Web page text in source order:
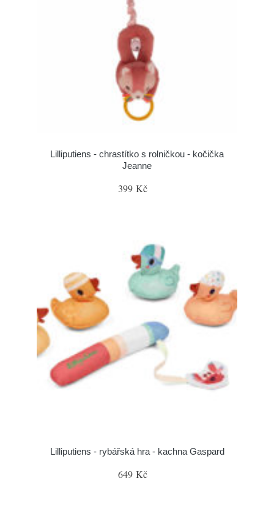
Lilliputiens - chrastítko s rolničkou - kočička
Jeanne
399 Kč
Lilliputiens - rybářská hra - kachna Gaspard
649 Kč